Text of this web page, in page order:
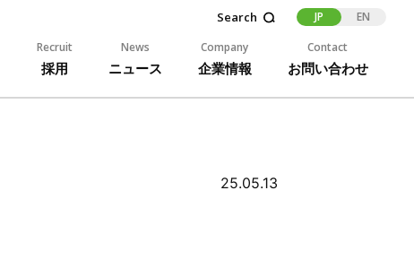
Recruit
採用
News
ニュース
Company
企業情報
Contact
お問い合わせ
JP EN
25.05.13